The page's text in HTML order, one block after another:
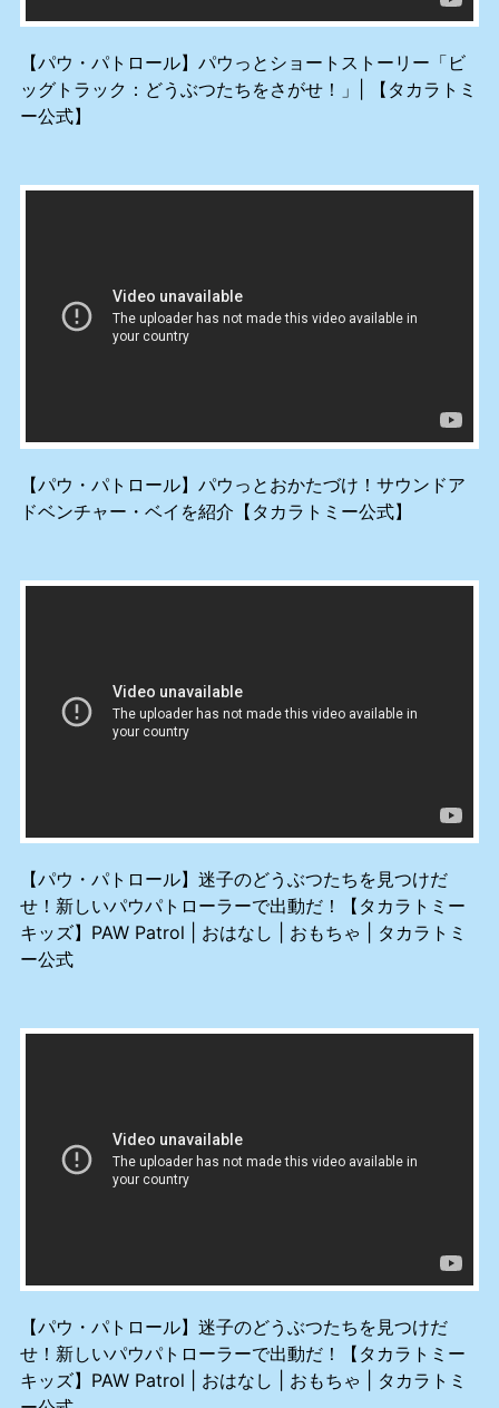
【パウ・パトロール】パウっとショートストーリー「ビ
ッグトラック：どうぶつたちをさがせ！」| 【タカラトミ
ー公式】
【パウ・パトロール】パウっとおかたづけ！サウンドア
ドベンチャー・ベイを紹介【タカラトミー公式】
【パウ・パトロール】迷子のどうぶつたちを見つけだ
せ！新しいパウパトローラーで出動だ！【タカラトミー
キッズ】PAW Patrol | おはなし | おもちゃ | タカラトミ
ー公式
【パウ・パトロール】迷子のどうぶつたちを見つけだ
せ！新しいパウパトローラーで出動だ！【タカラトミー
キッズ】PAW Patrol | おはなし | おもちゃ | タカラトミ